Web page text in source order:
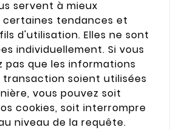
servent à mieux
tendances et
d'utilisation. Elles ne sont
individuellement. Si vous
pas que les informations
soient utilisées
vous pouvez soit
cookies, soit interrompre
niveau de la requête.